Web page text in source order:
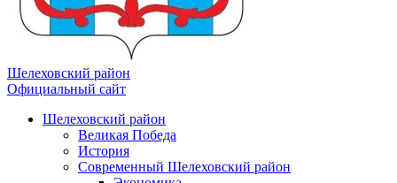
Шелеховский район
Официальный сайт
Шелеховский район
Великая Победа
История
Современный Шелеховский район